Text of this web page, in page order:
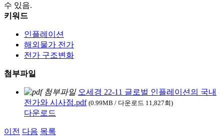
수 있음.
키워드
인플레이션
해외물가 전가
전가 구조변화
첨부파일
오세경 22-11 글로벌 인플레이션의 국내
전가와 시사점.pdf (0.99MB / 다운로드 11,827회)
다운로드
이전 다음 목록